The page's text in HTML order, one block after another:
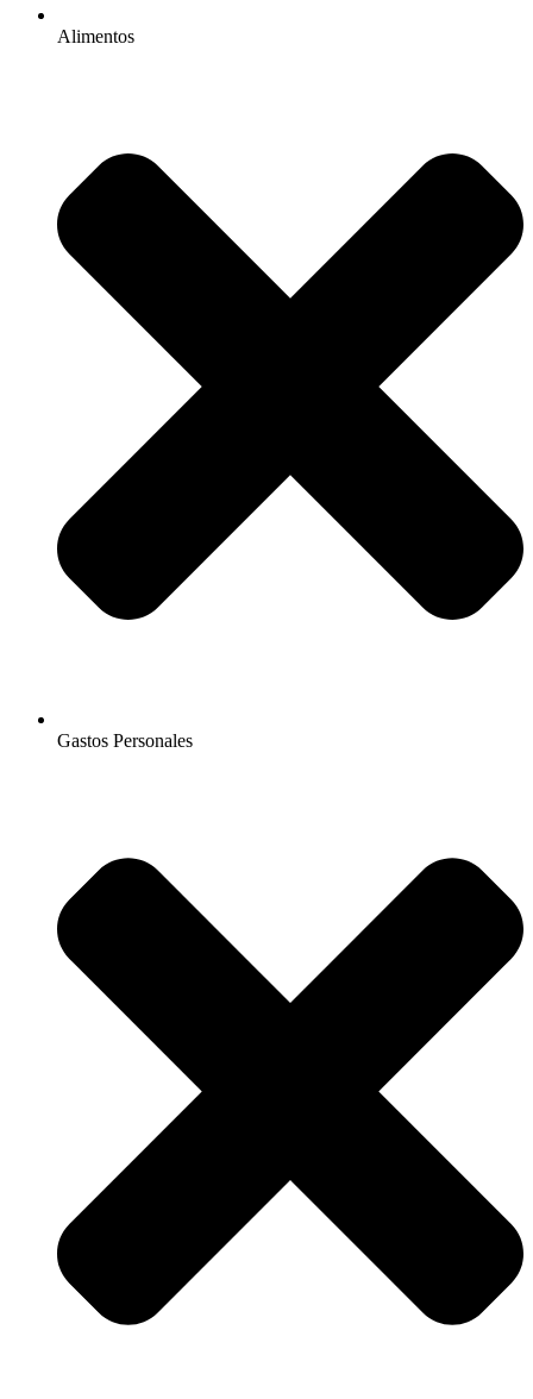
Alimentos
Gastos Personales